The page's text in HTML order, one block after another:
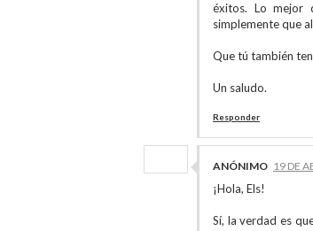
éxitos. Lo mejor
simplemente que
Que tú también
Un saludo.
Responder
ANÓNIMO 19 DE
¡Hola, Els!
Sí, la verdad es